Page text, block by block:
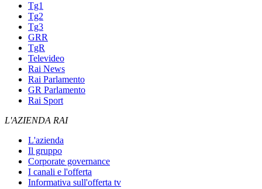
Tg1
Tg2
Tg3
GRR
TgR
Televideo
Rai News
Rai Parlamento
GR Parlamento
Rai Sport
L'AZIENDA RAI
L'azienda
Il gruppo
Corporate governance
I canali e l'offerta
Informativa sull'offerta tv